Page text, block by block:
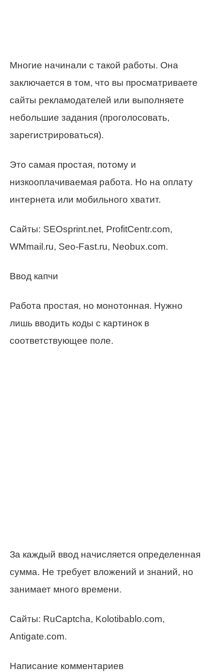
Многие начинали с такой работы. Она
заключается в том, что вы просматриваете
сайты рекламодателей или выполняете
небольшие задания (проголосовать,
зарегистрироваться).
Это самая простая, потому и
низкооплачиваемая работа. Но на оплату
интернета или мобильного хватит.
Сайты: SEOsprint.net, ProfitCentr.com,
WMmail.ru, Seo-Fast.ru, Neobux.com.
Ввод капчи
Работа простая, но монотонная. Нужно
лишь вводить коды с картинок в
соответствующее поле.
За каждый ввод начисляется определенная
сумма. Не требует вложений и знаний, но
занимает много времени.
Сайты: RuCaptcha, Kolotibablo.com,
Antigate.com.
Написание комментариев